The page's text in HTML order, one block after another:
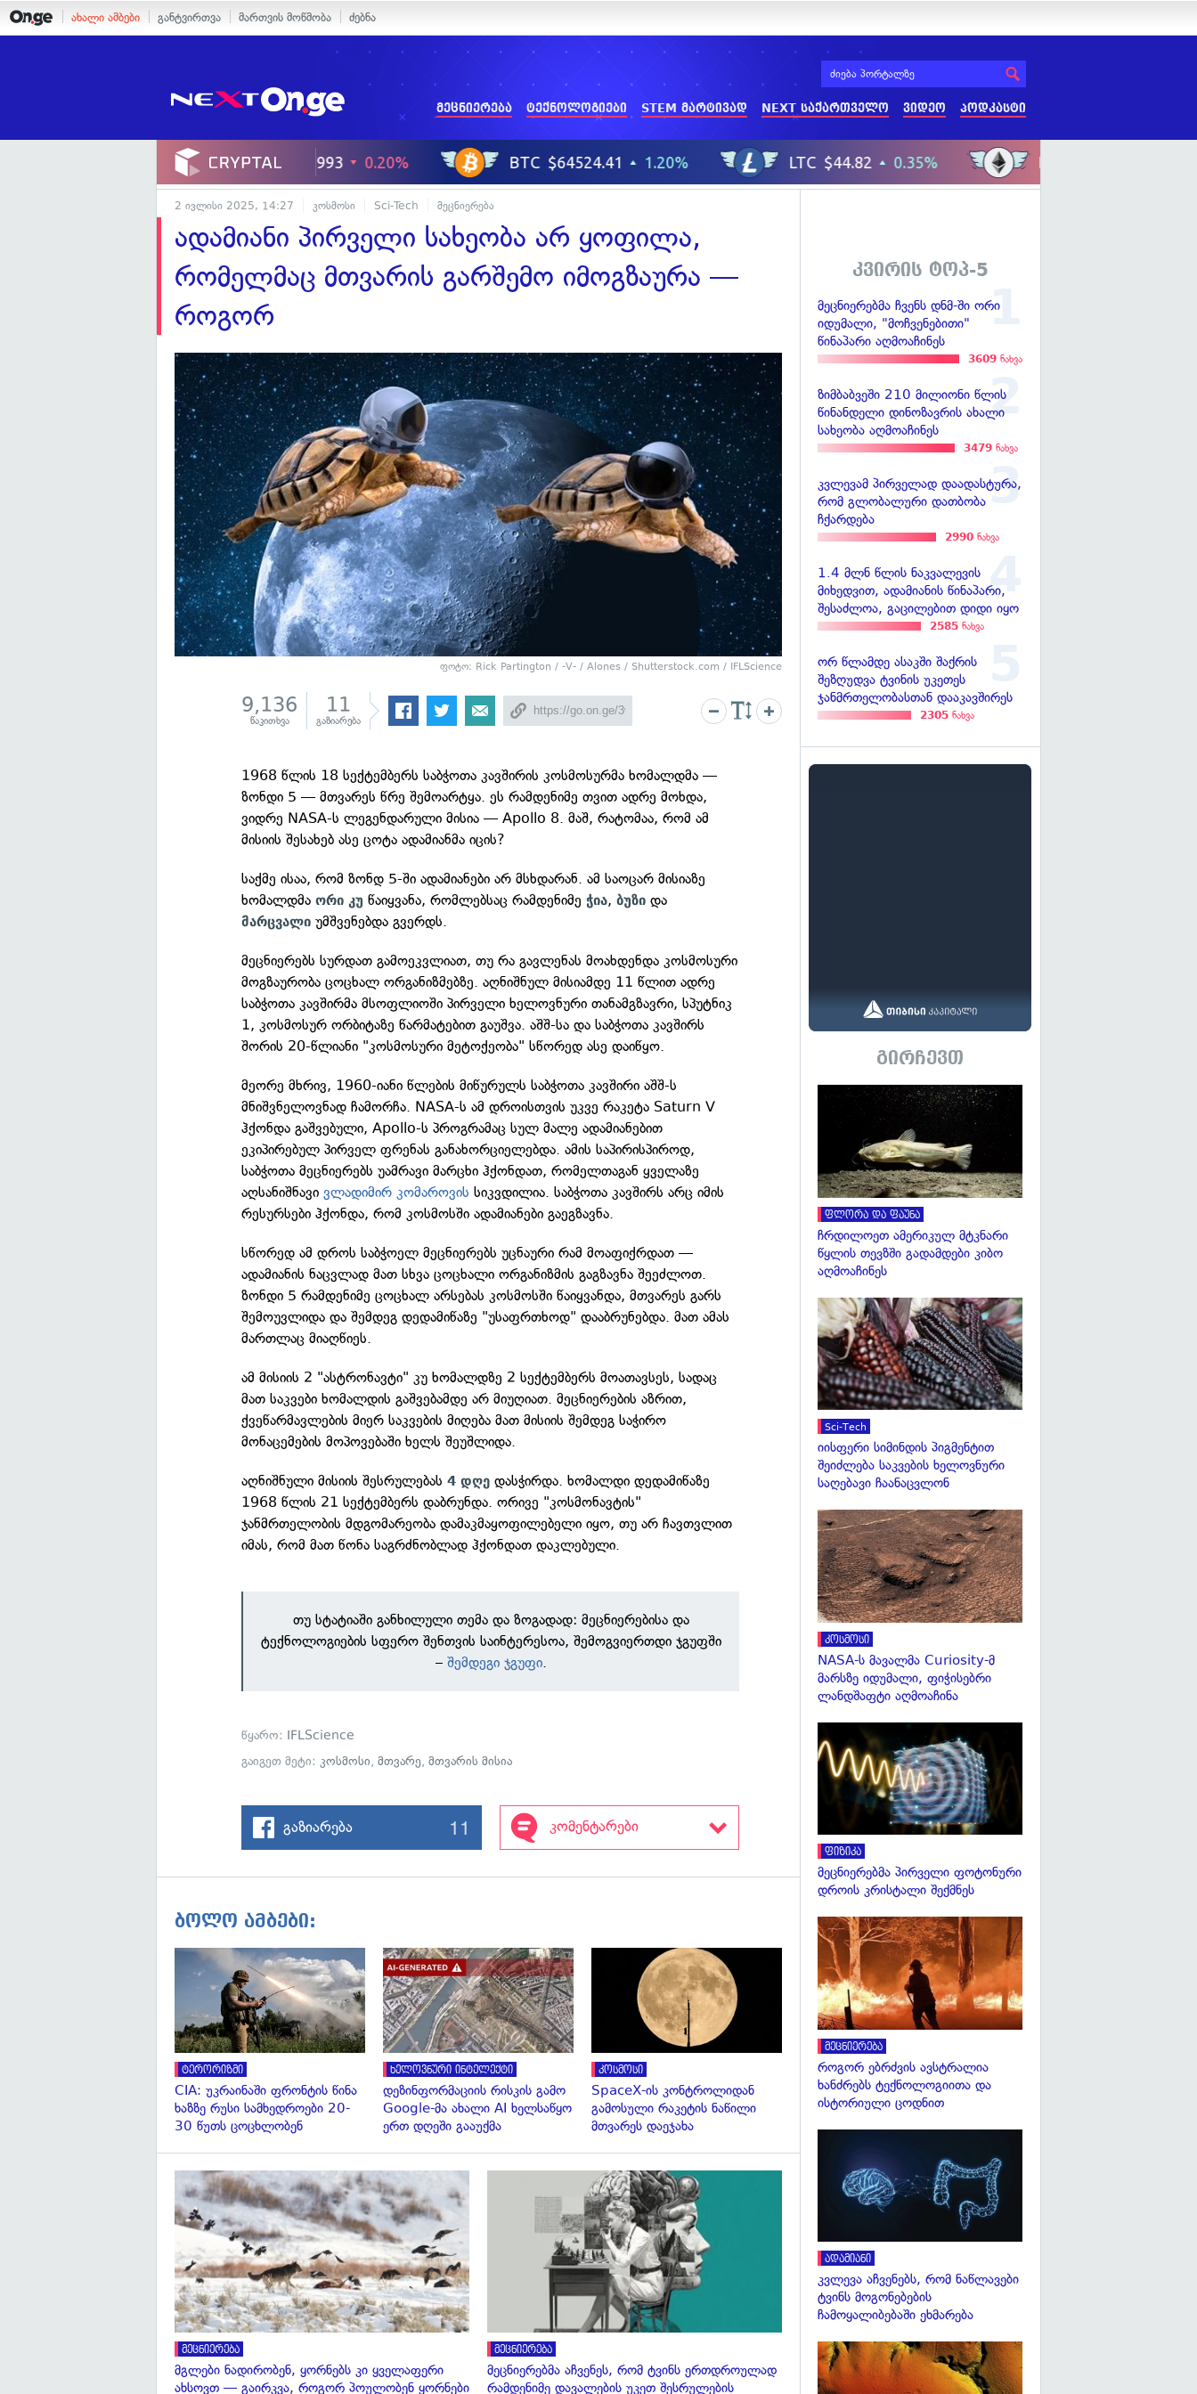
ახალი ამბები განტვირთვა მართვის მოწმობა ძებნა
მეცნიერება ტექნოლოგიები STEM მარტივად NEXT საქართველო ვიდეო პოდკასტი
2 ივლისი 2025, 14:27 კოსმოსი Sci-Tech მეცნიერება
ადამიანი პირველი სახეობა არ ყოფილა,
რომელმაც მთვარის გარშემო იმოგზაურა —
როგორ
ფოტო: Rick Partington / -V- / Alones / Shutterstock.com / IFLScience
9,136
წაკითხვა
11
გაზიარება
1968 წლის 18 სექტემბერს საბჭოთა კავშირის კოსმოსურმა ხომალდმა —
ზონდი 5 — მთვარეს წრე შემოარტყა. ეს რამდენიმე თვით ადრე მოხდა,
ვიდრე NASA-ს ლეგენდარული მისია — Apollo 8. მაშ, რატომაა, რომ ამ
მისიის შესახებ ასე ცოტა ადამიანმა იცის?
საქმე ისაა, რომ ზონდ 5-ში ადამიანები არ მსხდარან. ამ საოცარ მისიაზე
ხომალდმაორი კუ წაიყვანა, რომლებსაც რამდენიმეჭია,ბუზი და
მარცვალი უმშვენებდა გვერდს.
მეცნიერებს სურდათ გამოეკვლიათ, თუ რა გავლენას მოახდენდა კოსმოსური
მოგზაურობა ცოცხალ ორგანიზმებზე. აღნიშნულ მისიამდე 11 წლით ადრე
საბჭოთა კავშირმა მსოფლიოში პირველი ხელოვნური თანამგზავრი, სპუტნიკ
1, კოსმოსურ ორბიტაზე წარმატებით გაუშვა. აშშ-სა და საბჭოთა კავშირს
შორის 20-წლიანი "კოსმოსური მეტოქეობა" სწორედ ასე დაიწყო.
მეორე მხრივ, 1960-იანი წლების მიწურულს საბჭოთა კავშირი აშშ-ს
მნიშვნელოვნად ჩამორჩა. NASA-ს ამ დროისთვის უკვე რაკეტა Saturn V
ჰქონდა გაშვებული, Apollo-ს პროგრამაც სულ მალე ადამიანებით
ეკიპირებულ პირველ ფრენას განახორციელებდა. ამის საპირისპიროდ,
საბჭოთა მეცნიერებს უამრავი მარცხი ჰქონდათ, რომელთაგან ყველაზე
აღსანიშნავივლადიმირ კომაროვის სიკვდილია. საბჭოთა კავშირს არც იმის
რესურსები ჰქონდა, რომ კოსმოსში ადამიანები გაეგზავნა.
სწორედ ამ დროს საბჭოელ მეცნიერებს უცნაური რამ მოაფიქრდათ —
ადამიანის ნაცვლად მათ სხვა ცოცხალი ორგანიზმის გაგზავნა შეეძლოთ.
ზონდი 5 რამდენიმე ცოცხალ არსებას კოსმოსში წაიყვანდა, მთვარეს გარს
შემოუვლიდა და შემდეგ დედამიწაზე "უსაფრთხოდ" დააბრუნებდა. მათ ამას
მართლაც მიაღწიეს.
ამ მისიის 2 "ასტრონავტი" კუ ხომალდზე 2 სექტემბერს მოათავსეს, სადაც
მათ საკვები ხომალდის გაშვებამდე არ მიუღიათ. მეცნიერების აზრით,
ქვეწარმავლების მიერ საკვების მიღება მათ მისიის შემდეგ საჭირო
მონაცემების მოპოვებაში ხელს შეუშლიდა.
აღნიშნული მისიის შესრულებას4 დღე დასჭირდა. ხომალდი დედამიწაზე
1968 წლის 21 სექტემბერს დაბრუნდა. ორივე "კოსმონავტის"
ჯანმრთელობის მდგომარეობა დამაკმაყოფილებელი იყო, თუ არ ჩავთვლით
იმას, რომ მათ წონა საგრძნობლად ჰქონდათ დაკლებული.
თუ სტატიაში განხილული თემა და ზოგადად: მეცნიერებისა და
ტექნოლოგიების სფერო შენთვის საინტერესოა, შემოგვიერთდი ჯგუფში
–შემდეგი ჯგუფი.
წყარო: IFLScience
გაიგეთ მეტი:კოსმოსი,მთვარე,მთვარის მისია
გაზიარება 11 კომენტარები
ბოლო ამბები:
გადახედვა
ტერორიზმი
CIA: უკრაინაში ფრონტის წინა
ხაზზე რუსი სამხედროები 20-
30 წუთს ცოცხლობენ
გადახედვა
ხელოვნური ინტელექტი
დეზინფორმაციის რისკის გამო
Google-მა ახალი AI ხელსაწყო
ერთ დღეში გააუქმა
გადახედვა
კოსმოსი
SpaceX-ის კონტროლიდან
გამოსული რაკეტის ნაწილი
მთვარეს დაეჯახა
მეცნიერება
მგლები ნადირობენ, ყორნებს კი ყველაფერი
ახსოვთ — გაირკვა, როგორ პოულობენ ყორნები
გადახედვა
მეცნიერება
მეცნიერებმა აჩვენეს, რომ ტვინს ერთდროულად
რამდენიმე დავალების უკეთ შესრულების
კვირის ტოპ-5
მეცნიერებმა ჩვენს დნმ-ში ორი
იდუმალი, "მოჩვენებითი"
წინაპარი აღმოაჩინეს
3609 ნახვა
ზიმბაბვეში 210 მილიონი წლის
წინანდელი დინოზავრის ახალი
სახეობა აღმოაჩინეს
3479 ნახვა
კვლევამ პირველად დაადასტურა,
რომ გლობალური დათბობა
ჩქარდება
2990 ნახვა
1.4 მლნ წლის ნაკვალევის
მიხედვით, ადამიანის წინაპარი,
შესაძლოა, გაცილებით დიდი იყო
2585 ნახვა
ორ წლამდე ასაკში შაქრის
შეზღუდვა ტვინის უკეთეს
ჯანმრთელობასთან დააკავშირეს
2305 ნახვა
გირჩევთ
ფლორა და ფაუნა
ჩრდილოეთ ამერიკულ მტკნარი
წყლის თევზში გადამდები კიბო
აღმოაჩინეს
Sci-Tech
იისფერი სიმინდის პიგმენტით
შეიძლება საკვების ხელოვნური
საღებავი ჩაანაცვლონ
კოსმოსი
NASA-ს მავალმა Curiosity-მ
მარსზე იდუმალი, ფიჭისებრი
ლანდშაფტი აღმოაჩინა
ფიზიკა
მეცნიერებმა პირველი ფოტონური
დროის კრისტალი შექმნეს
მეცნიერება
როგორ ებრძვის ავსტრალია
ხანძრებს ტექნოლოგიითა და
ისტორიული ცოდნით
ადამიანი
კვლევა აჩვენებს, რომ ნაწლავები
ტვინს მოგონებების
ჩამოყალიბებაში ეხმარება